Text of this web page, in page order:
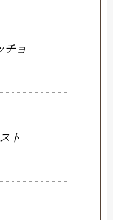
チョ
ト